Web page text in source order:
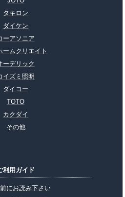
タキロン
ダイケン
ーアソニア
ームクリエイト
ーデリック
イズミ照明
ダイコー
TOTO
カクダイ
その他
利用ガイド
にお読み下さい